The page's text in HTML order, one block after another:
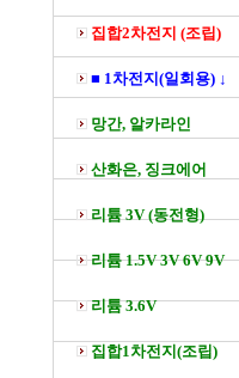
집합2차전지 (조립)
■ 1차전지(일회용) ↓
망간, 알카라인
산화은, 징크에어
리튬 3V (동전형)
리튬 1.5V 3V 6V 9V
리튬 3.6V
집합1차전지(조립)